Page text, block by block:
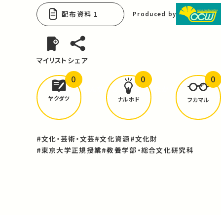
配布資料 1 Produced by
マイリスト シェア
どんな学びがありましたか？
ヤクダツ
0
ナルホド
0
フカマル
0
#文化・芸術・文芸#文化資源#文化財
#東京大学正規授業#教養学部・総合文化研究科